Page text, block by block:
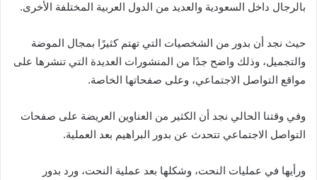
بالرجال داخل السعودية والعديد من الدول العربية المختلفة الأخرى.
حيث نجد أن بدور من الشخصيات التي تهتم كثيرًا بمجال الموضة
والتجميل، وذلك واضح جدًا من المنشورات العديدة التي تنشرها على
مواقع التواصل الاجتماعي، وعلى صفحاتها الخاصة.
وفي وقتنا الحالي نجد أن الكثير من العناوين العريضة على صفحات
التواصل الاجتماعي تتحدث عن بدور البراهيم بعد العملية.
ورأيها في عمليات النحت، وشكلها بعد عملية النحت، ورد بدور